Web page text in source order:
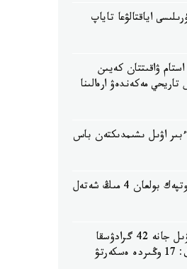
اياقتالۋعا تاياپ
جىلدان استام ۋاقىتتان كەيىن
مەكەندەۋ ارەالىنا
ءبىر اۋىل ىشىمدىكتەن باس
شىلدەدە شەكارادان وتپەك بولعان 4 مىڭ شەتەل
نايزاعاي، شاڭدى داۋىل جانە 42 گرادۋسقا
دەيىنگى اپتاپ ىستىق: 17 وڭىردە ەسكەرتۋ